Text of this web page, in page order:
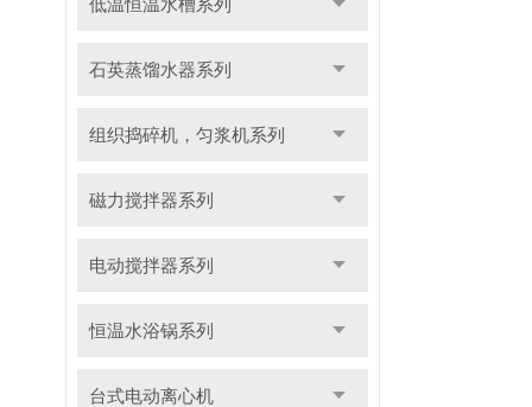
低温恒温水槽系列
石英蒸馏水器系列
组织捣碎机，匀浆机系列
磁力搅拌器系列
电动搅拌器系列
恒温水浴锅系列
台式电动离心机